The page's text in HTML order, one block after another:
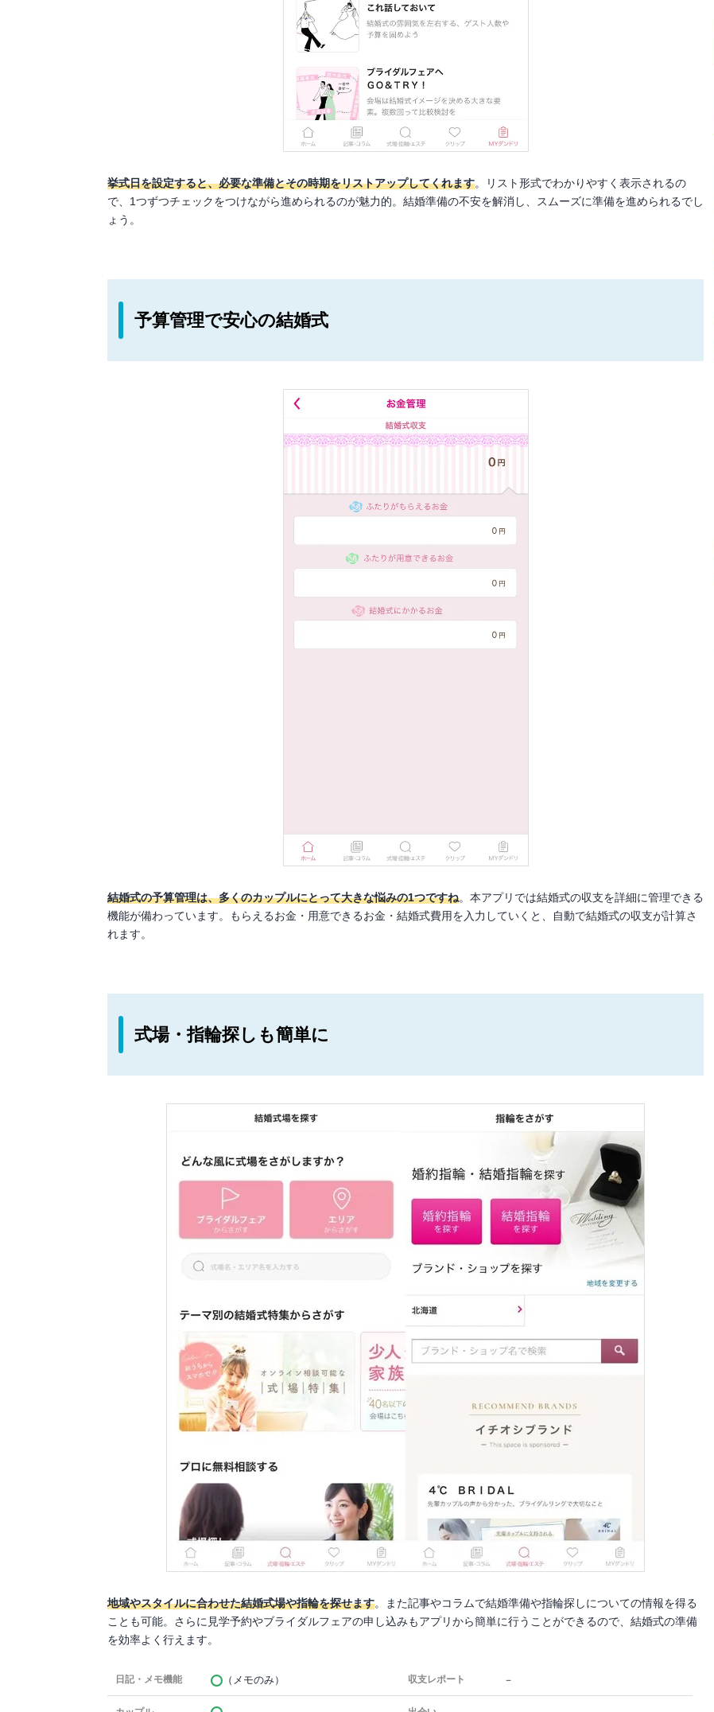
挙式日を設定すると、必要な準備とその時期をリストアップしてくれます。リスト形式でわかりやすく表示されるの
で、1つずつチェックをつけながら進められるのが魅力的。結婚準備の不安を解消し、スムーズに準備を進められるでし
ょう。
予算管理で安心の結婚式
結婚式の予算管理は、多くのカップルにとって大きな悩みの1つですね。本アプリでは結婚式の収支を詳細に管理できる
機能が備わっています。もらえるお金・用意できるお金・結婚式費用を入力していくと、自動で結婚式の収支が計算さ
れます。
式場・指輪探しも簡単に
地域やスタイルに合わせた結婚式場や指輪を探せます。また記事やコラムで結婚準備や指輪探しについての情報を得る
ことも可能。さらに見学予約やブライダルフェアの申し込みもアプリから簡単に行うことができるので、結婚式の準備
を効率よく行えます。
日記・メモ機能 （メモのみ） 収支レポート －